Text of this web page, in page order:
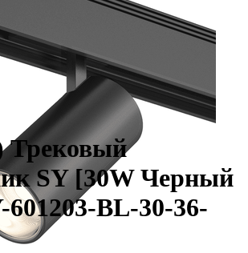
Трековый
SY [30W Черный
601203-BL-30-36-